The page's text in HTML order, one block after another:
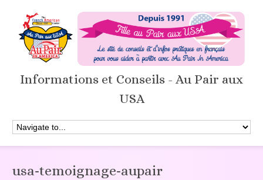
Informations et Conseils - Au Pair aux
USA
usa-temoignage-aupair